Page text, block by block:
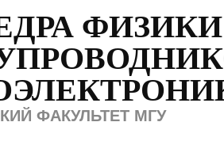
ФИЗИКИ
ФАКУЛЬТЕТ МГУ